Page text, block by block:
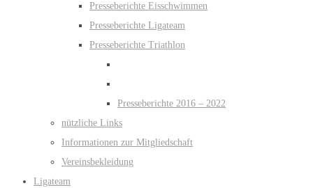
Presseberichte Eisschwimmen
Presseberichte Ligateam
Presseberichte Triathlon
Presseberichte 2016 – 2022
nützliche Links
Informationen zur Mitgliedschaft
Vereinsbekleidung
Ligateam